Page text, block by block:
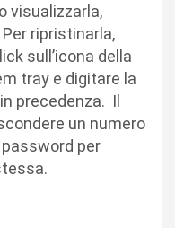
visualizzarla,
ripristinarla,
sull’icona della
tray e digitare la
precedenza. Il
un numero
per